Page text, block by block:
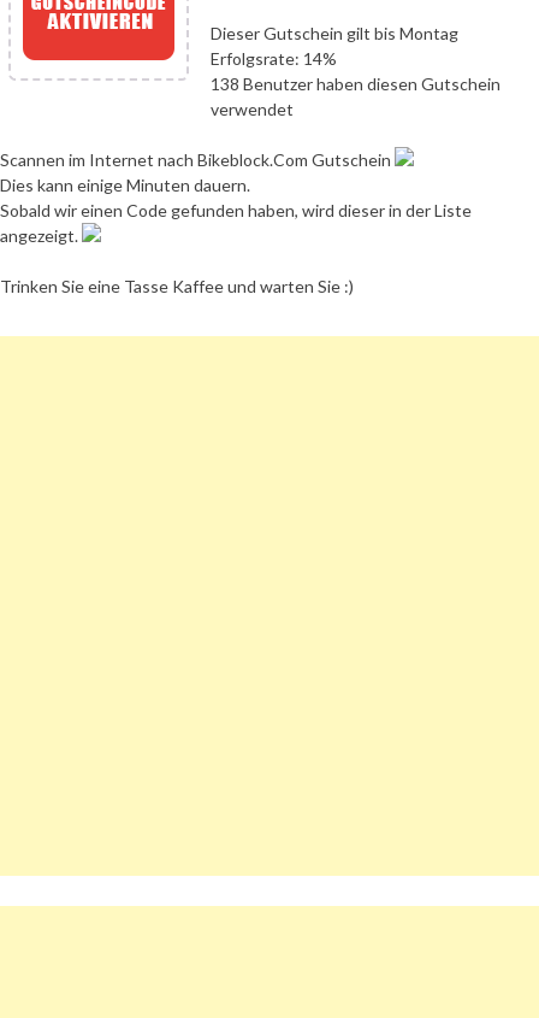
Dieser Gutschein gilt bis Montag
Erfolgsrate: 14%
138 Benutzer haben diesen Gutschein
verwendet
Scannen im Internet nach Bikeblock.Com Gutschein
Dies kann einige Minuten dauern.
Sobald wir einen Code gefunden haben, wird dieser in der Liste
angezeigt.
Trinken Sie eine Tasse Kaffee und warten Sie :)